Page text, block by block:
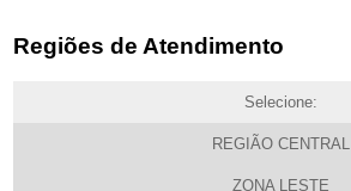
Regiões de Atendimento
Selecione:
REGIÃO CENTRAL
ZONA LESTE